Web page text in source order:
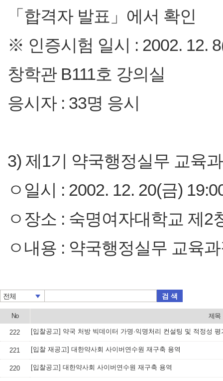
「합격자 발표」에서 확인
※ 인증시험 일시 : 2002. 12.
창학관 B111호 강의실
응시자 : 33명 응시
3) 제1기 약국행정실무 교육
ㅇ일시 : 2002. 12. 20(금)
ㅇ장소 : 숙명여자대학교 제2
ㅇ내용 : 약국행정실무 교육
전체 검 색
No 제목
222 [입찰공고] 약국 처방 빅데이터 가명·익명처리 컨설팅 및 적정성 평
221 [입찰 재공고] 대한약사회 사이버연수원 재구축 용역
220 [입찰공고] 대한약사회 사이버연수원 재구축 용역